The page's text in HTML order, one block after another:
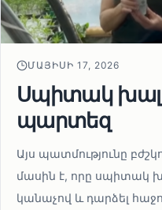
ՄԱՅԻՍԻ 17, 2026
Սպիտակ
պարտեզ
Այս պատմությունը
մասին է, որը սպիտակ
կանաչով և դարձել